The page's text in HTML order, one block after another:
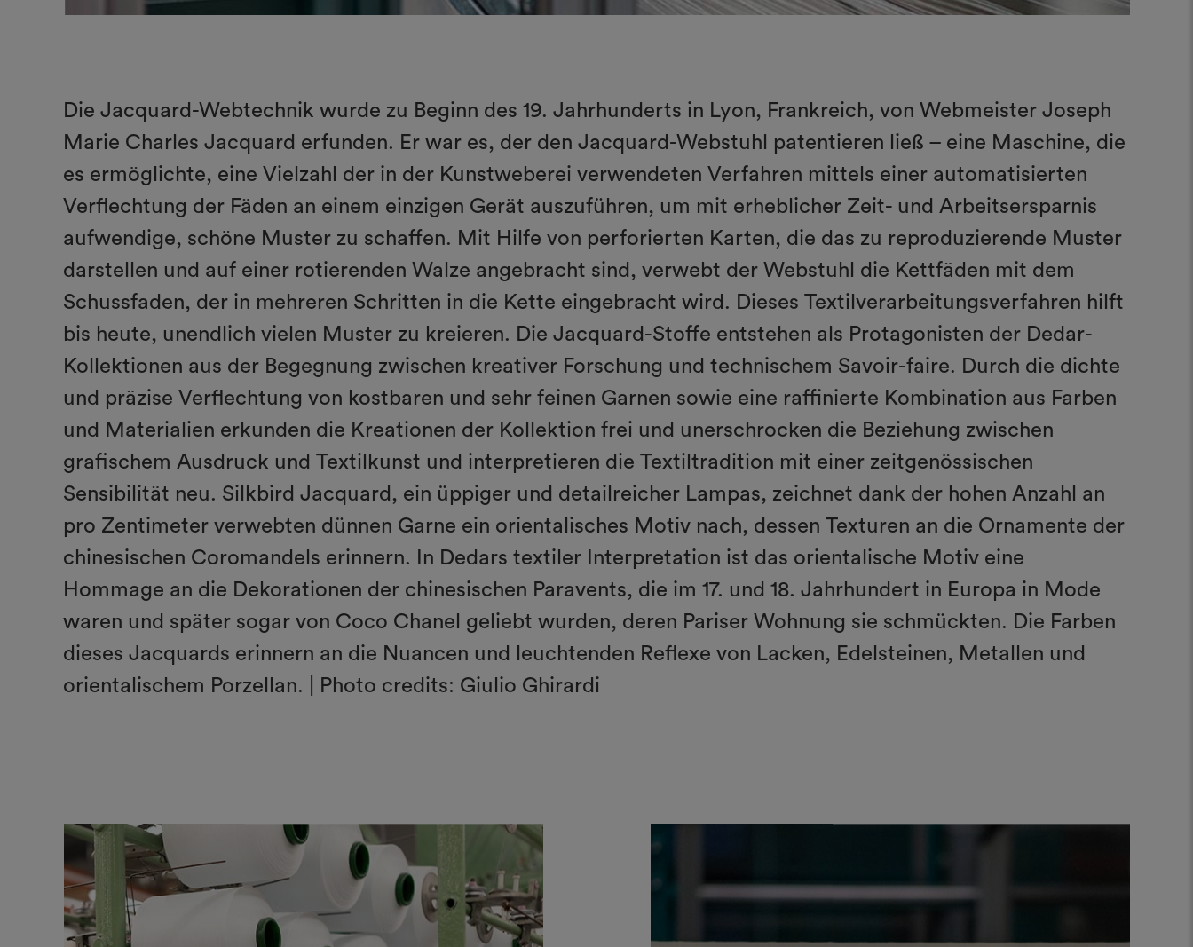
Die Jacquard-Webtechnik wurde zu Beginn des 19. Jahrhunderts in Lyon, Frankreich, von Webmeister Joseph
Marie Charles Jacquard erfunden. Er war es, der den Jacquard-Webstuhl patentieren ließ – eine Maschine, die
es ermöglichte, eine Vielzahl der in der Kunstweberei verwendeten Verfahren mittels einer automatisierten
Verflechtung der Fäden an einem einzigen Gerät auszuführen, um mit erheblicher Zeit- und Arbeitsersparnis
aufwendige, schöne Muster zu schaffen. Mit Hilfe von perforierten Karten, die das zu reproduzierende Muster
darstellen und auf einer rotierenden Walze angebracht sind, verwebt der Webstuhl die Kettfäden mit dem
Schussfaden, der in mehreren Schritten in die Kette eingebracht wird. Dieses Textilverarbeitungsverfahren hilft
bis heute, unendlich vielen Muster zu kreieren. Die Jacquard-Stoffe entstehen als Protagonisten der Dedar-
Kollektionen aus der Begegnung zwischen kreativer Forschung und technischem Savoir-faire. Durch die dichte
und präzise Verflechtung von kostbaren und sehr feinen Garnen sowie eine raffinierte Kombination aus Farben
und Materialien erkunden die Kreationen der Kollektion frei und unerschrocken die Beziehung zwischen
grafischem Ausdruck und Textilkunst und interpretieren die Textiltradition mit einer zeitgenössischen
Sensibilität neu. Silkbird Jacquard, ein üppiger und detailreicher Lampas, zeichnet dank der hohen Anzahl an
pro Zentimeter verwebten dünnen Garne ein orientalisches Motiv nach, dessen Texturen an die Ornamente der
chinesischen Coromandels erinnern. In Dedars textiler Interpretation ist das orientalische Motiv eine
Hommage an die Dekorationen der chinesischen Paravents, die im 17. und 18. Jahrhundert in Europa in Mode
waren und später sogar von Coco Chanel geliebt wurden, deren Pariser Wohnung sie schmückten. Die Farben
dieses Jacquards erinnern an die Nuancen und leuchtenden Reflexe von Lacken, Edelsteinen, Metallen und
orientalischem Porzellan. | Photo credits: Giulio Ghirardi